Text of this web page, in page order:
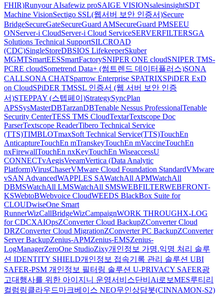
FHIR)Runyour AIsafewiz proSAIGE VISIONsalesinsightSDT
Machine VisionSectigo SSL(웹서버 보안 인증서)Secure
BridgeSecureGateSecureGuard AMSecureGuard PMSEEU
ONServer-i CloudServer-i Cloud ServiceSERVERFILTERSGA
Solutions Technical SupportSILCROAD
(CDC)SingleStoreDBSIOS LifekeeperSkuber
MGMTSmartEESSmartFactorySNIPER ONE cloudSNIPER TMS-
PCRE cloudSometrend Data+ (썸트렌드 데이터플러스)SONA
CALLSONA CHATSparrow Enterprise SPATRIXSPiDER ExD
on CloudSPiDER TMSSL 인증서 (웹 서버 보안 인증
서)STEPPAY (스텝페이)StrategySyncPlan
APSSysMasterDBTarzanDBTenable Nessus ProfessionalTenable
Security CenterTESS TMS CloudTextarTextscope Doc
ParserTextscope ReaderTibero Technical Service
(TTS)TIMBLOTmaxSoft Technical Service(TTS)TouchEn
AnticaptureTouchEn mTranskeyTouchEn mVaccineTouchEn
nxFirewallTouchEn nxKeyTouchEn WiseaccessU
CONNECTvAegisVeeamVertica (Data Analytic
Platform)VirusChaserVMware Cloud Foundation StandardVMware
vSAN AdvancedWAPPLES SAWatchAll APMWatchAll
DBMSWatchAll LMSWatchAll SMSWEBFILTERWEBFRONT-
KSWebtoBWebvoice CloudWEEDS BlackBox Suite for
CLOUDwiseOne Smart
RunnerWizCallBridgeWizCampaignWORK THROUGHX-LOG
for CDCXAIOpsZConverter Cloud BackupZConverter Cloud
DRZConverter Cloud MigrationZConverter PC BackupZConverter
Server BackupZenius-APMZenius-EMSZenius-
LogManagerZeroOne StudioZixy개인정보 가명.익명 처리 솔루
션 IDENTITY SHIELD개인정보 접속기록 관리 솔루션 UBI
SAFER-PSM 개인정보 필터링 솔루션 U-PRIVACY SAFER광
고대행사를 위한 아이지니 운영서비스단비Ai로보MES루티 리
컬럼링클라우드마크베이스 NEO무인상담봇(CINNAMON-S2)